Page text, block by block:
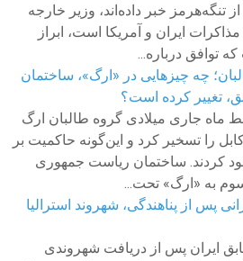
تنگه‌هرمز خبر داده‌اند،‌ وزیر خارجه
ایران و آمریکا است، ابراز
توافق درباره...
چه چیزهایی در «ارگ»، ساختمان
تغییر کرده است؟
ماه جاری میلادی گروه طالبان ارگ
را تسخیر کرد و این‌گونه حاکمیت بر
کردند. ساختمان ریاست جمهوری
به «ارگ» تحت...
پس از پناهندگی، شهروند استرالیا
ایران پس از دریافت شهروندی